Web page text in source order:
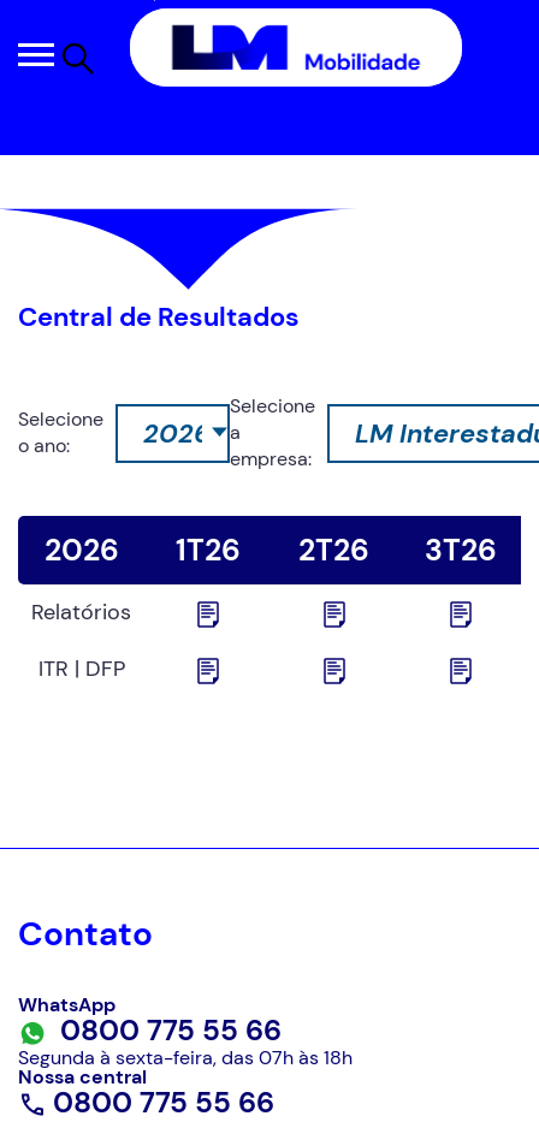
Central de Resultados
Selecione
o ano:
Selecione
a
empresa:
2026 1T26 2T26 3T26
Relatórios
ITR | DFP
Contato
WhatsApp
0800 775 55 66
Segunda à sexta-feira, das 07h às 18h
Nossa central
0800 775 55 66